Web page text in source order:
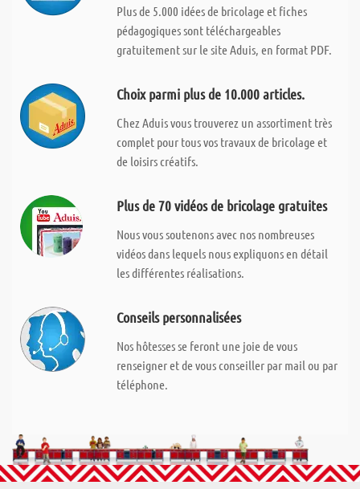
Plus de 5.000 idées de bricolage et fiches
pédagogiques sont téléchargeables
gratuitement sur le site Aduis, en format PDF.
Choix parmi plus de 10.000 articles.
Chez Aduis vous trouverez un assortiment très
complet pour tous vos travaux de bricolage et
de loisirs créatifs.
Plus de 70 vidéos de bricolage gratuites
Nous vous soutenons avec nos nombreuses
vidéos dans lequels nous expliquons en détail
les différentes réalisations.
Conseils personnalisées
Nos hôtesses se feront une joie de vous
renseigner et de vous conseiller par mail ou par
téléphone.